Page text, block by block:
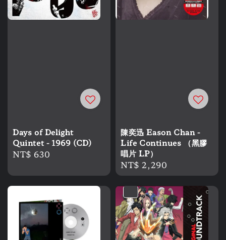
Days of Delight
Quintet - 1969 (CD)
Regular
NT$ 630
陳奕迅 Eason Chan -
Life Continues （黑膠
唱片 LP）
Regular
price
NT$ 2,290